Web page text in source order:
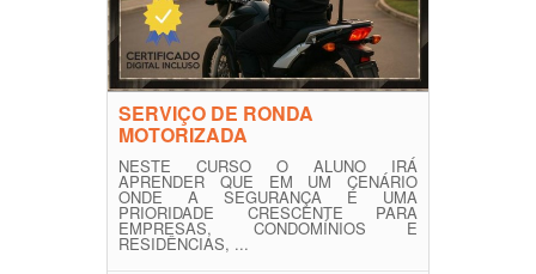
SERVIÇO DE RONDA
MOTORIZADA
NESTE CURSO O ALUNO IRÁ
APRENDER QUE EM UM CENÁRIO
ONDE A SEGURANÇA É UMA
PRIORIDADE CRESCENTE PARA
EMPRESAS, CONDOMÍNIOS E
RESIDÊNCIAS, ...